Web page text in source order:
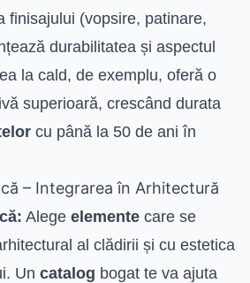
finisajului (vopsire, patinare,
durabilitatea și aspectul
la cald, de exemplu, oferă o
superioară, crescând durata
cu până la 50 de ani în
– Integrarea în Arhitectură
Alege elemente care se
al clădirii și cu estetica
Un catalog bogat te va ajuta